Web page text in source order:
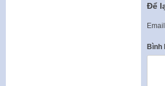
Để
Bình